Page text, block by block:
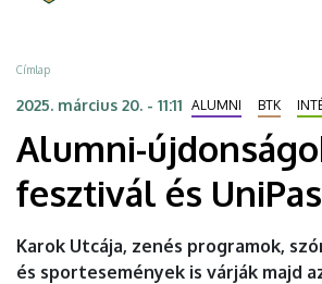
UniPass
kártya
DEBRECENI
EGYETEM
Morzsa
Címlap
2025. március 20. - 11:11 ALUMNI BTK
Alumni-
fesztivál és
Karok Utcája, zenés programok,
és sportesemények is várják majd